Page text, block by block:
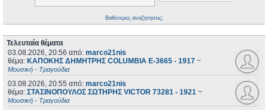
Βαθύτερες αναζητήσεις;
Τελευταία θέματα
03.08.2026, 20:56 από: marco21nis
θέμα: ΚΑΠΟΚΗΣ ΔΗΜΗΤΡΗΣ COLUMBIA E-3665 - 1917 ~
Μουσική - Τραγούδια
03.08.2026, 20:55 από: marco21nis
θέμα: ΣΤΑΣΙΝΟΠΟΥΛΟΣ ΣΩΤΗΡΗΣ VICTOR 73281 - 1921 ~
Μουσική - Τραγούδια